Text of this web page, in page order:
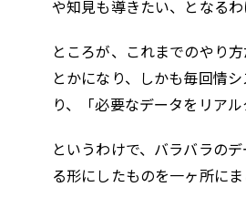
や知見も導きたい、となるわ
ところが、これまでのやり
とかになり、しかも毎回情
り、「必要なデータをリア
というわけで、バラバラの
る形にしたものを一ヶ所に